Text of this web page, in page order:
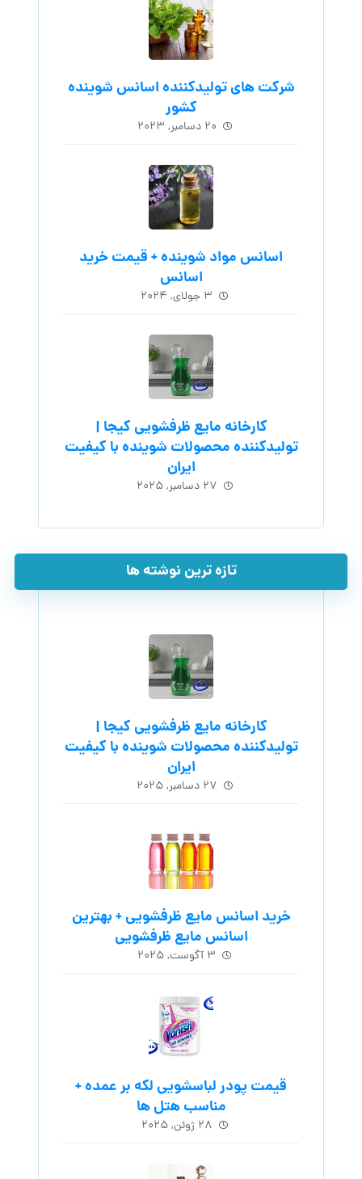
شرکت های تولیدکننده اسانس شوینده
کشور
۲۰ دسامبر, ۲۰۲۳
اسانس مواد شوینده + قیمت خرید
اسانس
۳ جولای, ۲۰۲۴
کارخانه مایع ظرفشویی کیجا |
تولیدکننده محصولات شوینده با کیفیت
ایران
۲۷ دسامبر, ۲۰۲۵
تازه ترین نوشته ها
کارخانه مایع ظرفشویی کیجا |
تولیدکننده محصولات شوینده با کیفیت
ایران
۲۷ دسامبر, ۲۰۲۵
خرید اسانس مایع ظرفشویی + بهترین
اسانس مایع ظرفشویی
۳ آگوست, ۲۰۲۵
قیمت پودر لباسشویی لکه بر عمده +
مناسب هتل ها
۲۸ ژوئن, ۲۰۲۵